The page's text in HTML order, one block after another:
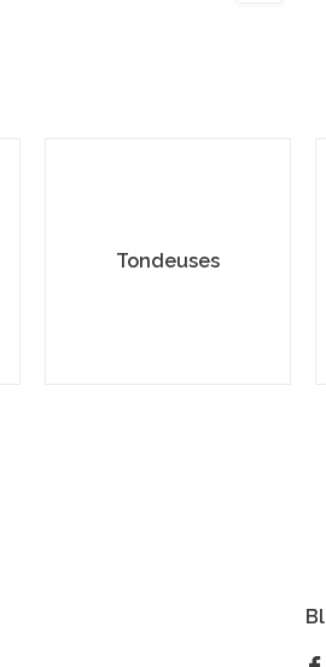
Tondeuses